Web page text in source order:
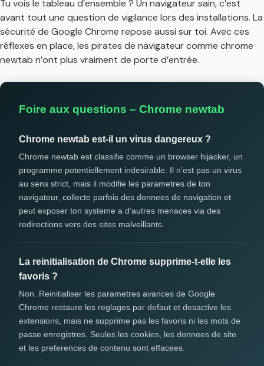
Tu vois le tableau d’ensemble ? Un navigateur sain, c’est
avant tout une question de vigilance lors des installations. La
sécurité de Google Chrome repose aussi sur toi. Avec ces
réflexes en place, les pirates de navigateur comme chrome
newtab n’ont plus vraiment de porte d’entrée.
Foire aux questions – Chrome newtab
Chrome newtab est-il un virus dangereux ?
Chrome newtab est classifie comme un browser hijacker, un
programme potentiellement indesirable. Il n’est pas un virus
au sens strict, mais il modifie les parametres de ton
navigateur, collecte parfois des donnees de navigation et
peut exposer ton systeme a d’autres menaces via des
redirections vers des sites malveillants.
La reinitialisation de Chrome supprime-t-elle les
favoris ?
Non. Reinitialiser les parametres avances de Google
Chrome restaure les reglages par defaut et desactive les
extensions, mais ne supprime pas les favoris ni les mots de
passe enregistres. Seules les cookies, les donnees de site
et les preferences de contenu sont effacees.